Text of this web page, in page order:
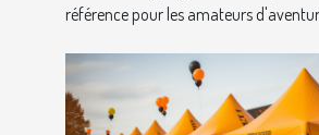
référence pour les amateurs